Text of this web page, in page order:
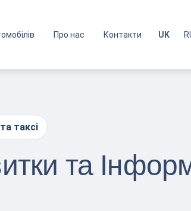
Про нас Контакти UK
таксі
та